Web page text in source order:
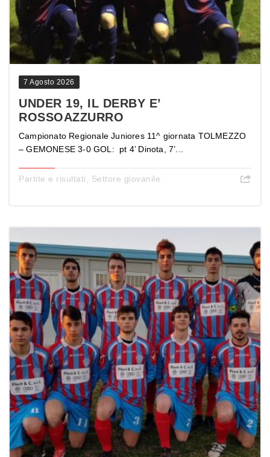
7 Agosto 2026
UNDER 19, IL DERBY E’
ROSSOAZZURRO
Campionato Regionale Juniores 11^ giornata TOLMEZZO
– GEMONESE 3-0 GOL: pt 4’ Dinota, 7’...
Partite e risultati, Settore giovanile